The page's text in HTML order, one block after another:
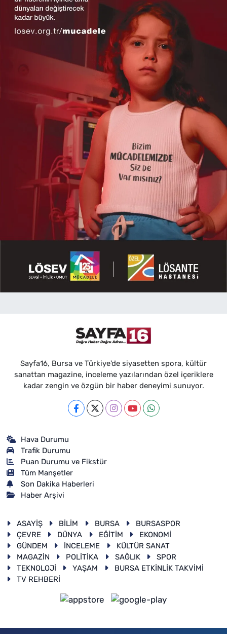
Sayfa16, Bursa ve Türkiye'de siyasetten spora, kültür
sanattan magazine, inceleme yazılarından özel içeriklere
kadar zengin ve özgün bir haber deneyimi sunuyor.
Hava Durumu
Trafik Durumu
Puan Durumu ve Fikstür
Tüm Manşetler
Son Dakika Haberleri
Haber Arşivi
ASAYİŞ BİLİM BURSA
BURSASPOR
ÇEVRE
DÜNYA EĞİTİM
EKONOMİ
GÜNDEM
İNCELEME
KÜLTÜR SANAT
MAGAZİN
POLİTİKA SAĞLIK
SPOR
TEKNOLOJİ
YAŞAM
BURSA ETKİNLİK TAKVİMİ
TV REHBERİ